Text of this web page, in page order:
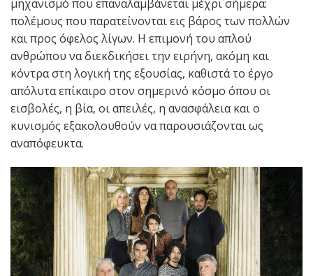
μηχανισμό που επαναλαμβάνεται μέχρι σήμερα:
πολέμους που παρατείνονται εις βάρος των πολλών
και προς όφελος λίγων. Η επιμονή του απλού
ανθρώπου να διεκδικήσει την ειρήνη, ακόμη και
κόντρα στη λογική της εξουσίας, καθιστά το έργο
απόλυτα επίκαιρο στον σημερινό κόσμο όπου οι
εισβολές, η βία, οι απειλές, η ανασφάλεια και ο
κυνισμός εξακολουθούν να παρουσιάζονται ως
αναπόφευκτα.